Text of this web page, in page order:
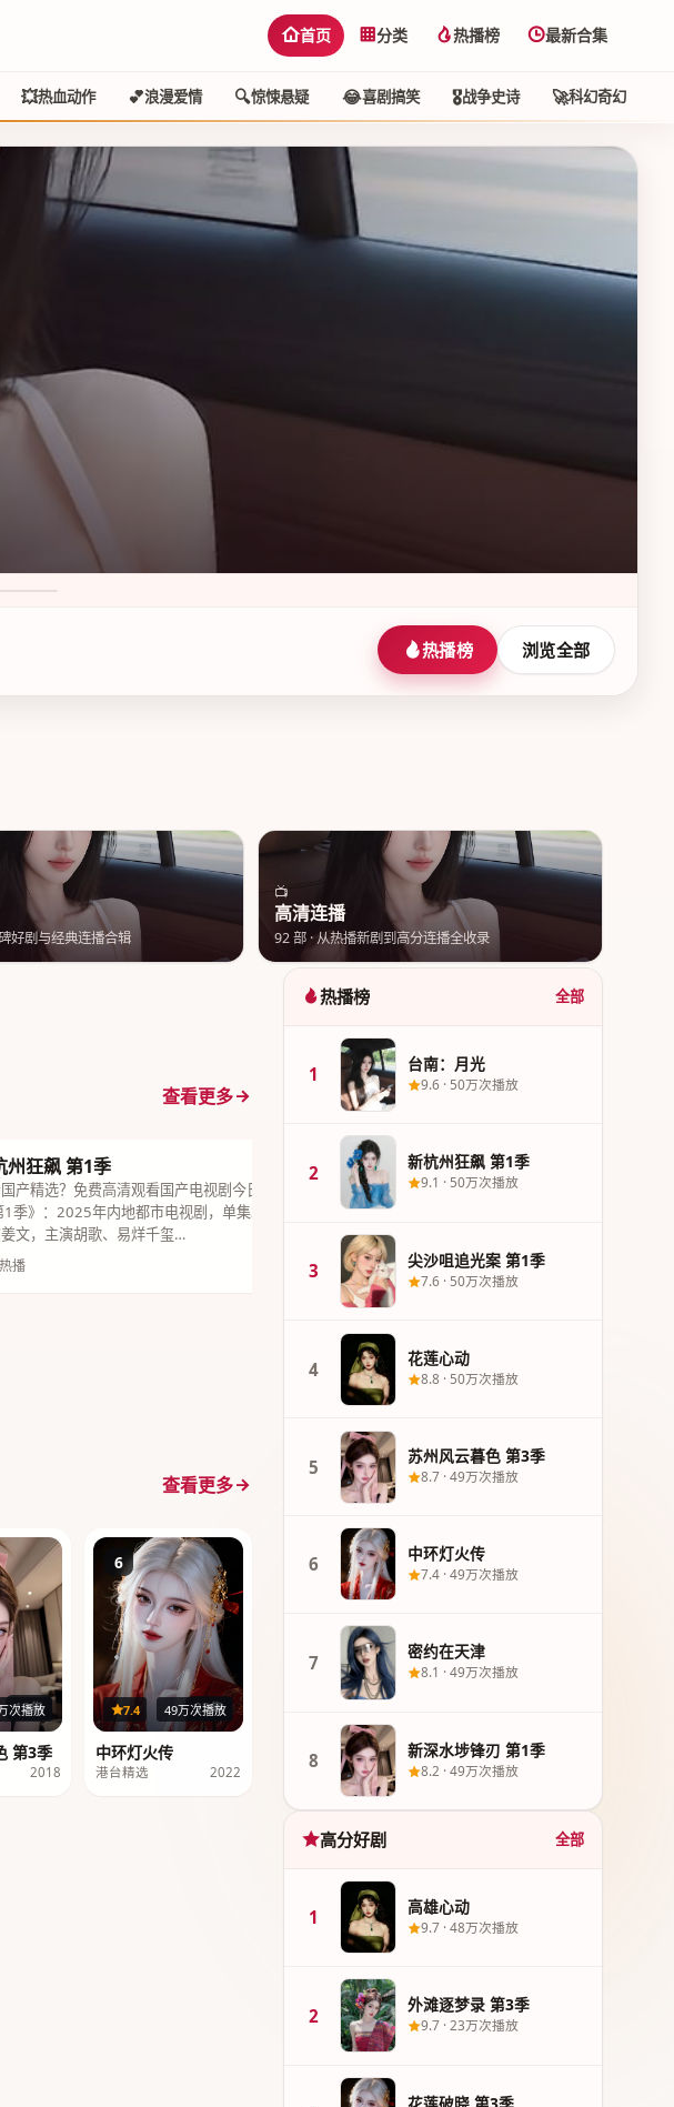
首页 分类 热播榜 最新合集
💥热血动作 💕浪漫爱情 🔍惊悚悬疑 😂喜剧搞笑 🎖️战争史诗 🚀科幻奇幻
热播榜 浏览全部
好剧与经典连播合辑
📺
高清连播
92部 ·从热播新剧到高分连播全收录
查看更多
州狂飙 第1季
产精选？免费高清观看国产电视剧今日力推《新杭州狂
1季》：2025年内地都市电视剧，单集38分钟超清质感。
文，主演胡歌、易烊千玺…
播 50万次播放
3
19集
查看更多
12集
次播放
第3季
2018
6
23集
7.4 49万次播放
中环灯火传
港台精选 2022
热播榜 全部
1 台南：月光
9.6 · 50万次播放
2 新杭州狂飙 第1季
9.1 · 50万次播放
3 尖沙咀追光案 第1季
7.6 · 50万次播放
4 花莲心动
8.8 · 50万次播放
5 苏州风云暮色 第3季
8.7 ·49万次播放
6 中环灯火传
7.4 ·49万次播放
7 密约在天津
8.1 ·49万次播放
8 新深水埗锋刃 第1季
8.2 ·49万次播放
高分好剧 全部
1 高雄心动
9.7 ·48万次播放
2 外滩逐梦录 第3季
9.7 ·23万次播放